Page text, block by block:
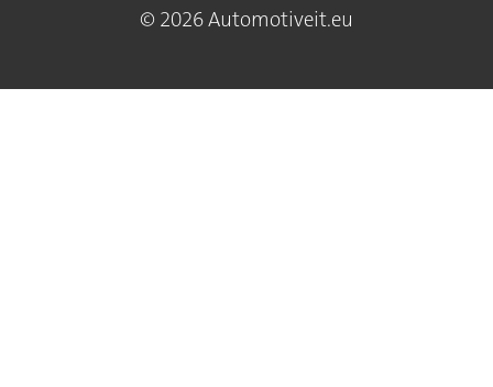
© 2026 Automotiveit.eu